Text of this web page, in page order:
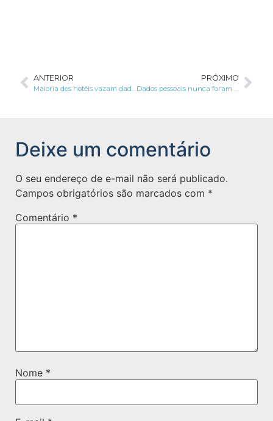
ANTERIOR PRÓXIMO
Deixe um comentário
O seu endereço de e-mail não será publicado.
Campos obrigatórios são marcados com *
Comentário *
Nome *